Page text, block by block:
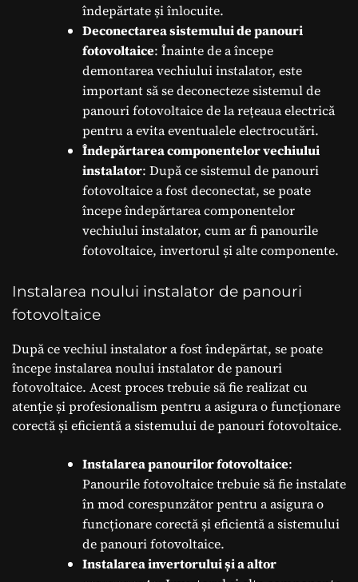
îndepărtate și înlocuite.
Deconectarea sistemului de panouri
fotovoltaice: Înainte de a începe
demontarea vechiului instalator, este
important să se deconecteze sistemul de
panouri fotovoltaice de la rețeaua electrică
pentru a evita eventualele electrocutări.
Îndepărtarea componentelor vechiului
instalator: După ce sistemul de panouri
fotovoltaice a fost deconectat, se poate
începe îndepărtarea componentelor
vechiului instalator, cum ar fi panourile
fotovoltaice, invertorul și alte componente.
Instalarea noului instalator de panouri
fotovoltaice
După ce vechiul instalator a fost îndepărtat, se poate
începe instalarea noului instalator de panouri
fotovoltaice. Acest proces trebuie să fie realizat cu
atenție și profesionalism pentru a asigura o funcționare
corectă și eficientă a sistemului de panouri fotovoltaice.
Instalarea panourilor fotovoltaice:
Panourile fotovoltaice trebuie să fie instalate
în mod corespunzător pentru a asigura o
funcționare corectă și eficientă a sistemului
de panouri fotovoltaice.
Instalarea invertorului și a altor